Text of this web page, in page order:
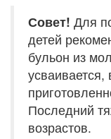
Совет! Для
детей
бульон из
Последний
возрастов.